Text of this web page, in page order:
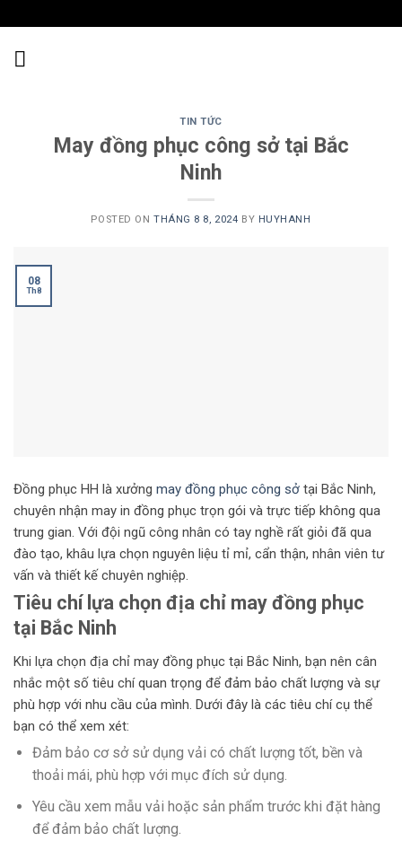
to
content
TIN TỨC
May đồng phục công sở tại Bắc
Ninh
POSTED ONTHÁNG 8 8, 2024 BY HUYHANH
08
Th8
Đồng phục HH là xưởng may đồng phục công sở tại Bắc Ninh,
chuyên nhận may in đồng phục trọn gói và trực tiếp không qua
trung gian. Với đội ngũ công nhân có tay nghề rất giỏi đã qua
đào tạo, khâu lựa chọn nguyên liệu tỉ mỉ, cẩn thận, nhân viên tư
vấn và thiết kế chuyên nghiệp.
Tiêu chí lựa chọn địa chỉ may đồng phục
tại Bắc Ninh
Khi lựa chọn địa chỉ may đồng phục tại Bắc Ninh, bạn nên cân
nhắc một số tiêu chí quan trọng để đảm bảo chất lượng và sự
phù hợp với nhu cầu của mình. Dưới đây là các tiêu chí cụ thể
bạn có thể xem xét:
Đảm bảo cơ sở sử dụng vải có chất lượng tốt, bền và
thoải mái, phù hợp với mục đích sử dụng.
Yêu cầu xem mẫu vải hoặc sản phẩm trước khi đặt hàng
để đảm bảo chất lượng.